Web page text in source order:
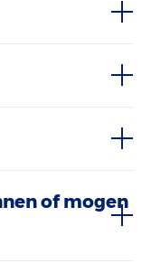
of mogen